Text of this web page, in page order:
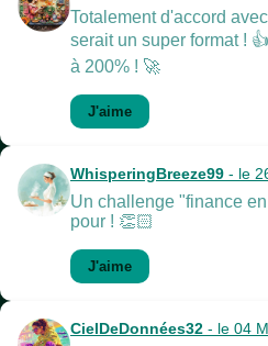
Totalement d'accord
serait un super format !
à 200% ! 🚀
J'aime
WhisperingBreeze99 - le
Un challenge "finance
pour ! 👏🏻
J'aime
CielDeDonnées32 - le 04